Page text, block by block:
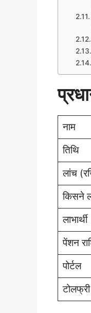
नाम
तिथि
लांच
किसने
लाभार्थी
पेंशन
पोर्टल